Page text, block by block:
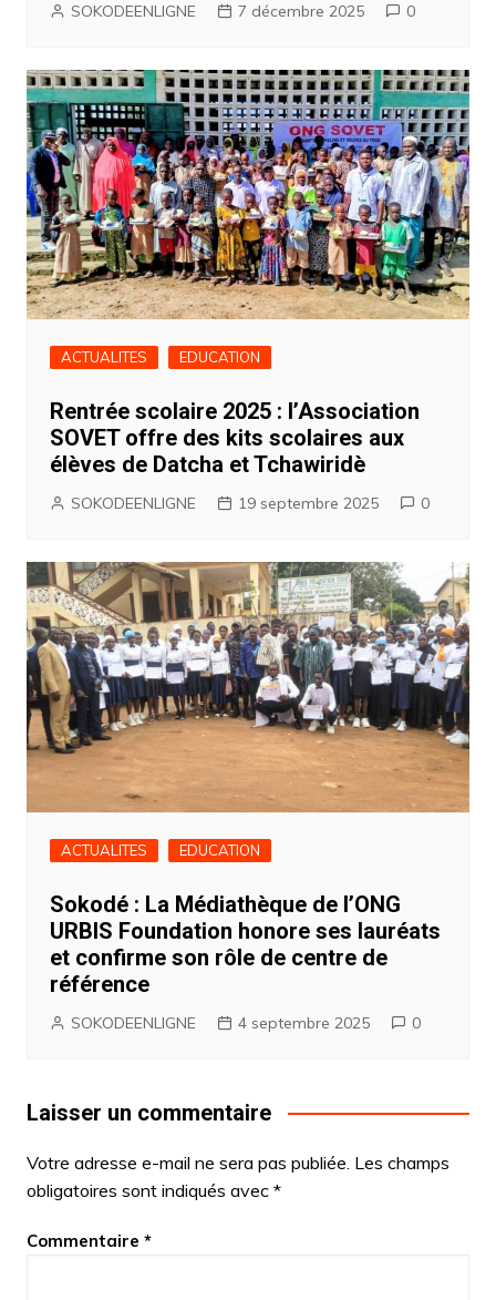
SOKODEENLIGNE 7 décembre 2025 0
ACTUALITES EDUCATION
Rentrée scolaire 2025 : l’Association
SOVET offre des kits scolaires aux
élèves de Datcha et Tchawiridè
SOKODEENLIGNE 19 septembre 2025 0
ACTUALITES EDUCATION
Sokodé : La Médiathèque de l’ONG
URBIS Foundation honore ses lauréats
et confirme son rôle de centre de
référence
SOKODEENLIGNE 4 septembre 2025 0
Laisser un commentaire
Votre adresse e-mail ne sera pas publiée. Les champs
obligatoires sont indiqués avec *
Commentaire *